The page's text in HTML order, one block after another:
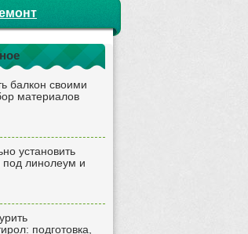
балкон своими
материалов
установить
линолеум и
подготовка,